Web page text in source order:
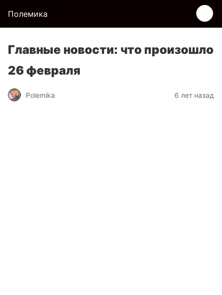
Полемика
Главные новости: что произошло
26 февраля
Polemika 6 лет назад